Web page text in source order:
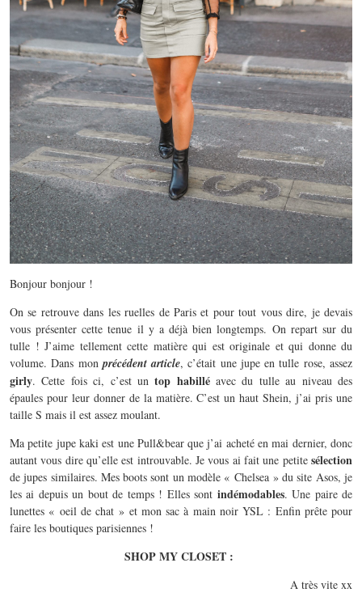
Bonjour bonjour !
On se retrouve dans les ruelles de Paris et pour tout vous dire, je devais
vous présenter cette tenue il y a déjà bien longtemps. On repart sur du
tulle ! J’aime tellement cette matière qui est originale et qui donne du
volume. Dans monprécédent article, c’était une jupe en tulle rose, assez
girly. Cette fois ci, c’est untop habilléavec du tulle au niveau des
épaules pour leur donner de la matière. C’est un haut Shein, j’ai pris une
taille S mais il est assez moulant.
Ma petite jupe kaki est une Pull&bear que j’ai acheté en mai dernier, donc
autant vous dire qu’elle est introuvable. Je vous ai fait une petite sélection
de jupes similaires. Mes boots sont un modèle « Chelsea » du site Asos, je
les ai depuis un bout de temps ! Elles sont indémodables. Une paire de
lunettes « oeil de chat » et mon sac à main noir YSL : Enfin prête pour
faire les boutiques parisiennes !
SHOP MY CLOSET :
A très vite xx